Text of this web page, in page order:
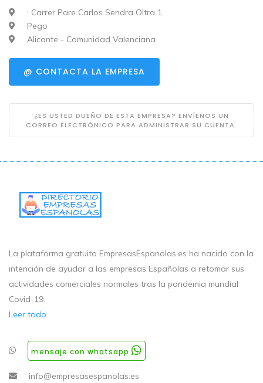
: Carrer Pare Carlos Sendra Oltra 1,
Pego
Alicante - Comunidad Valenciana
@ CONTACTA LA EMPRESA
¿ES USTED DUEÑO DE ESTA EMPRESA? ENVÍENOS UN
CORREO ELECTRÓNICO PARA ADMINISTRAR SU CUENTA.
La plataforma gratuito EmpresasEspanolas.es ha nacido con la
intención de ayudar a las empresas Españolas a retomar sus
actividades comerciales normales tras la pandemia mundial
Covid-19.
Leer todo
mensaje con whatsapp
info@empresasespanolas.es